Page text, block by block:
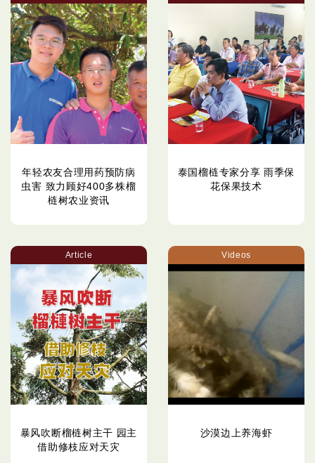
年轻农友合理用药预防病
虫害 致力顾好400多株榴
梿树农业资讯
泰国榴梿专家分享 雨季保
花保果技术
Article
暴风吹断榴梿树主干 园主
借助修枝应对天灾
Videos
沙漠边上养海虾